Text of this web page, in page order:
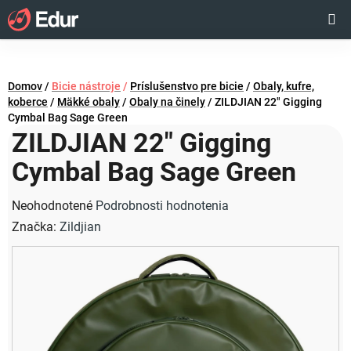
Prejsť
na
obsah
KOŠÍK
Domov/ Bicie nástroje / Príslušenstvo pre bicie / Obaly, kufre,
koberce / Mäkké obaly/ Obaly na činely/ ZILDJIAN 22" Gigging
Cymbal Bag Sage Green
ZILDJIAN 22" Gigging
Cymbal Bag Sage Green
Priemerné
hodnotenie
produktu
Neohodnotené Podrobnosti hodnotenia
Značka: Zildjian